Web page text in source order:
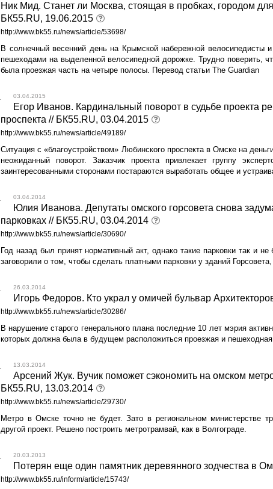
Ник Мид. Станет ли Москва, стоящая в пробках, городом
БК55.RU, 19.06.2015
http://www.bk55.ru/news/article/53698/
В солнечный весенний день на Крымской набережной велосипедисты
пешеходами на выделенной велосипедной дорожке. Трудно поверить,
была проезжая часть на четыре полосы. Перевод статьи The Guardian
03.04.2015
Егор Иванов. Кардинальный поворот в судьбе проекта
проспекта // БК55.RU, 03.04.2015
http://www.bk55.ru/news/article/49189/
Ситуация с «благоустройством» Любинского проспекта в Омске на
неожиданный поворот. Заказчик проекта привлекает группу
заинтересованными сторонами постараются выработать общее и
03.04.2014
Юлия Иванова. Депутаты омского горсовета снова
парковках // БК55.RU, 03.04.2014
http://www.bk55.ru/news/article/30690/
Год назад был принят нормативный акт, однако такие парковки так и
заговорили о том, чтобы сделать платными парковки у зданий
26.03.2014
Игорь Федоров. Кто украл у омичей бульвар
http://www.bk55.ru/news/article/30286/
В нарушение старого генерального плана последние 10 лет мэрия
которых должна была в будущем расположиться проезжая и пешеходная
13.03.2014
Арсений Жук. Вучик поможет сэкономить на омском
БК55.RU, 13.03.2014
http://www.bk55.ru/news/article/29730/
Метро в Омске точно не будет. Зато в региональном министерстве
другой проект. Решено построить метротрамвай, как в Волгограде.
20.03.2013
Потерян еще один памятник деревянного зодчества в
http://www.bk55.ru/inform/article/15743/